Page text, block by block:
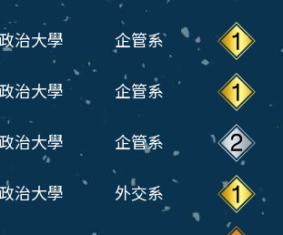
治大學 企管系
治大學 企管系
治大學 企管系
治大學 外交系